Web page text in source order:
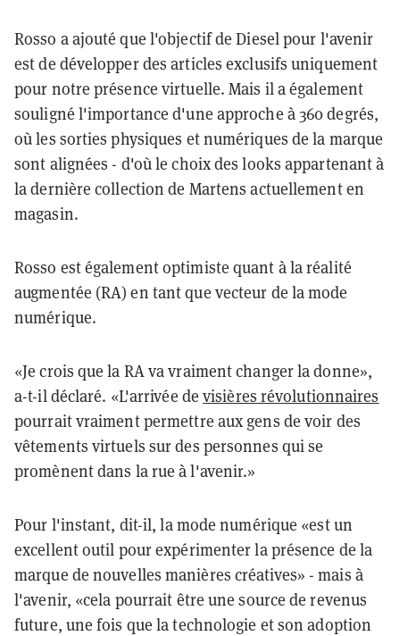
Rosso a ajouté que l'objectif de Diesel pour l'avenir
est de développer des articles exclusifs uniquement
pour notre présence virtuelle. Mais il a également
souligné l'importance d'une approche à 360 degrés,
où les sorties physiques et numériques de la marque
sont alignées - d'où le choix des looks appartenant à
la dernière collection de Martens actuellement en
magasin.
Rosso est également optimiste quant à la réalité
augmentée (RA) en tant que vecteur de la mode
numérique.
«Je crois que la RA va vraiment changer la donne»,
a-t-il déclaré. «L'arrivée devisières révolutionnaires
pourrait vraiment permettre aux gens de voir des
vêtements virtuels sur des personnes qui se
promènent dans la rue à l'avenir.»
Pour l'instant, dit-il, la mode numérique «est un
excellent outil pour expérimenter la présence de la
marque de nouvelles manières créatives» - mais à
l'avenir, «cela pourrait être une source de revenus
future, une fois que la technologie et son adoption